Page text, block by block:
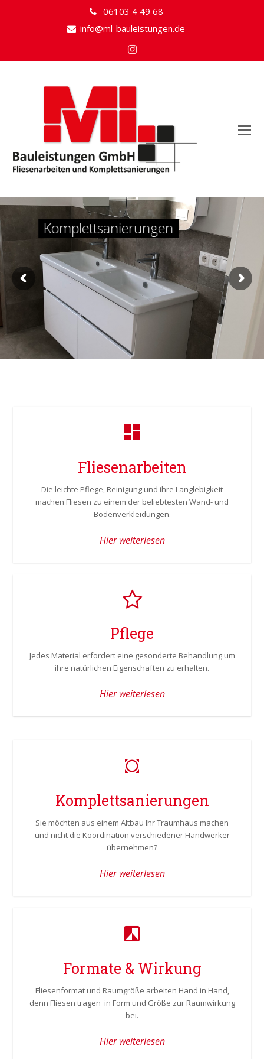
06103 4 49 68
info@ml-bauleistungen.de
Instagram
Fliesenarbeiten
Die leichte Pflege, Reinigung und ihre Langlebigkeit
machen Fliesen zu einem der beliebtesten Wand- und
Bodenverkleidungen.
Hier weiterlesen
Pflege
Jedes Material erfordert eine gesonderte Behandlung um
ihre natürlichen Eigenschaften zu erhalten.
Hier weiterlesen
Komplettsanierungen
Sie möchten aus einem Altbau Ihr Traumhaus machen
und nicht die Koordination verschiedener Handwerker
übernehmen?
Hier weiterlesen
Formate & Wirkung
Fliesenformat und Raumgröße arbeiten Hand in Hand,
denn Fliesen tragen in Form und Größe zur Raumwirkung
bei.
Hier weiterlesen